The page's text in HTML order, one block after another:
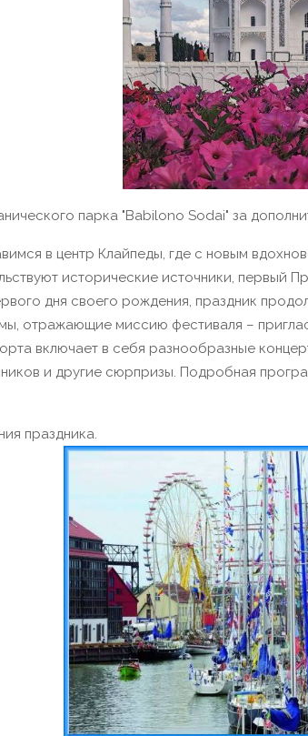
парка "Babilono Sodai" за
в центр Клайпеды, где с новым
исторические источники, первый
дня своего рождения, праздник
отражающие миссию фестиваля –
включает в себя разнообразные
и другие сюрпризы. Подробная
праздника.